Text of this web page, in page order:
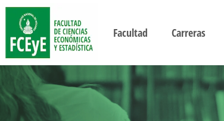
Facultad Carreras